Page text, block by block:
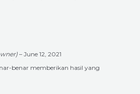
– June 12, 2021
benar memberikan hasil yang